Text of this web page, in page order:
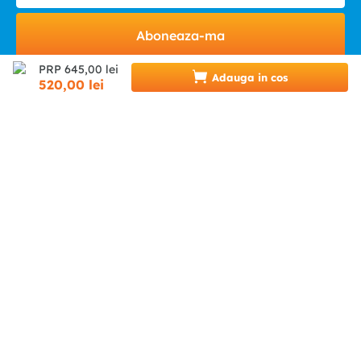
PRP 645,00 lei
520,00 lei Adauga in cos
Aboneaza-ma